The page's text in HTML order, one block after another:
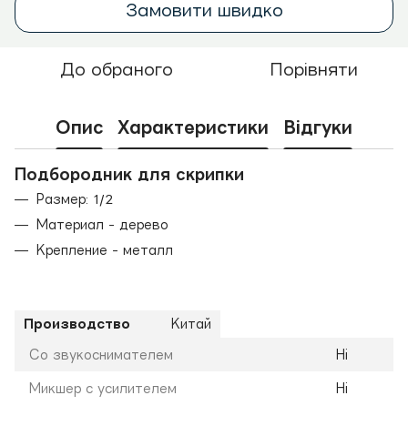
Замовити швидко
До обраного Порівняти
Опис Характеристики Відгуки
Подбородник для скрипки
Размер: 1/2
Материал - дерево
Крепление - металл
Производство Китай
Со звукоснимателем Ні
Микшер с усилителем Ні